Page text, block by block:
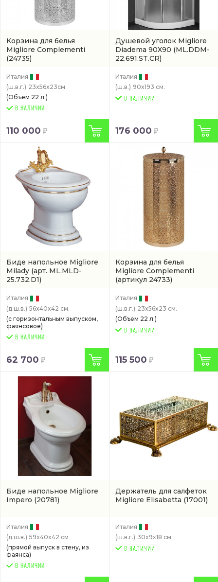
Корзина для белья
Migliore Complementi
(24735)
Италия
(ш.в.г.) 23x56x23см
(Объем 22 л.)
В НАЛИЧИИ
110 000
Душевой уголок Migliore
Diadema 90X90 (ML.DDM-
22.691.ST.CR)
Италия
(ш.в.) 90x193 см.
176 000
Биде напольное Migliore
Milady (арт. ML.MLD-
25.732.D1)
Италия
(д.ш.в.) 56x40x42 см.
(с горизонтальным выпуском,
фаянсовое)
В НАЛИЧИИ
62 700
Корзина для белья
Migliore Complementi
(артикул 24733)
Италия
(ш.в.г.) 23x56x23 см.
(Объем 22 л.)
115 500
Биде напольное Migliore
Impero (20781)
Италия
(д.ш.в.) 59x40x42 см
(прямой выпуск в стену, из
фаянса)
В НАЛИЧИИ
Держатель для салфеток
Migliore Elisabetta (17001)
Италия
(ш.в.г.) 30x9x18 см.